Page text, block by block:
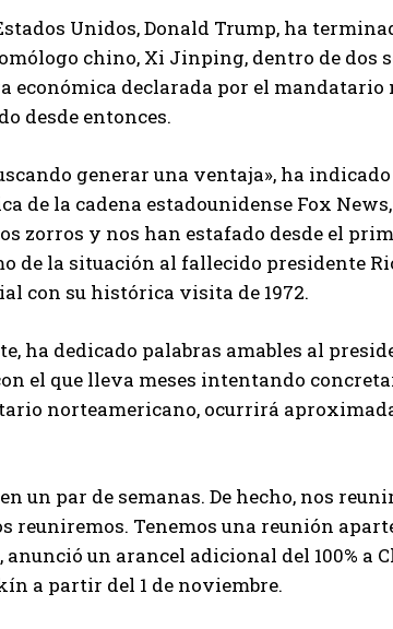
Unidos, Donald Trump, ha
chino, Xi Jinping, dentro de dos
económica declarada por el
desde entonces.
generar una ventaja», ha
de la cadena estadounidense Fox
zorros y nos han estafado desde el
de la situación al fallecido presidente
con su histórica visita de 1972.
ha dedicado palabras amables al
el que lleva meses intentando
norteamericano, ocurrirá
un par de semanas. De hecho, nos
reuniremos. Tenemos una reunión
anunció un arancel adicional del 100%
a partir del 1 de noviembre.